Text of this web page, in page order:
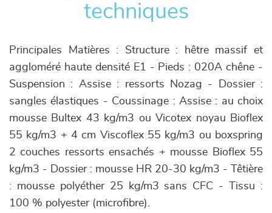
techniques
Principales Matières : Structure : hêtre massif et
aggloméré haute densité E1 - Pieds : 020A chêne -
Suspension : Assise : ressorts Nozag - Dossier :
sangles élastiques - Coussinage : Assise : au choix
mousse Bultex 43 kg/m3 ou Vicotex noyau Bioflex
55 kg/m3 + 4 cm Viscoflex 55 kg/m3 ou boxspring
2 couches ressorts ensachés + mousse Bioflex 55
kg/m3 - Dossier : mousse HR 20-30 kg/m3 - Têtière
: mousse polyéther 25 kg/m3 sans CFC - Tissu :
100 % polyester (microfibre).